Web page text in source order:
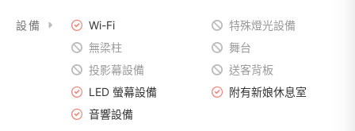
設備 Wi-Fi
特殊燈光設備
無梁柱
舞台
投影幕設備
送客背板
LED 螢幕設備
附有新娘休息室
音響設備